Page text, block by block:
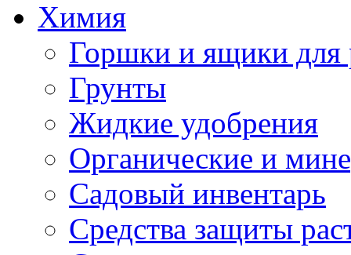
Химия
Горшки и ящики для
Грунты
Жидкие удобрения
Органические и
Садовый инвентарь
Средства защиты